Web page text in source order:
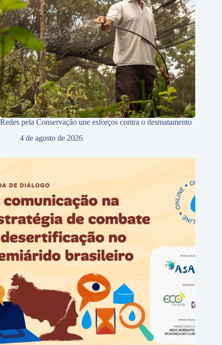
Redes pela Conservação une esforços contra o desmatamento
4 de agosto de 2026